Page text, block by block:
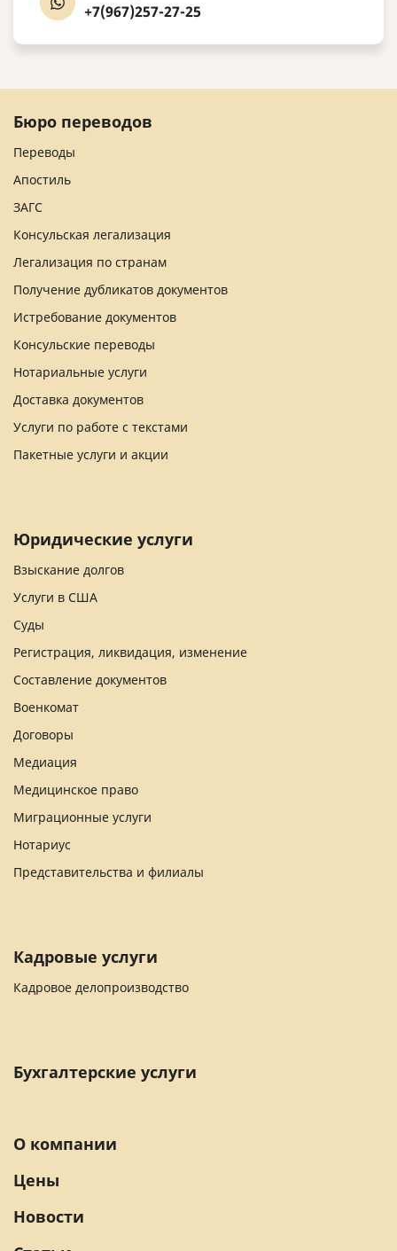
+7(967)257-27-25
Бюро переводов
Переводы
Апостиль
ЗАГС
Консульская легализация
Легализация по странам
Получение дубликатов документов
Истребование документов
Консульские переводы
Нотариальные услуги
Доставка документов
Услуги по работе с текстами
Пакетные услуги и акции
Юридические услуги
Взыскание долгов
Услуги в США
Суды
Регистрация, ликвидация, изменение
Составление документов
Военкомат
Договоры
Медиация
Медицинское право
Миграционные услуги
Нотариус
Представительства и филиалы
Кадровые услуги
Кадровое делопроизводство
Бухгалтерские услуги
О компании
Цены
Новости